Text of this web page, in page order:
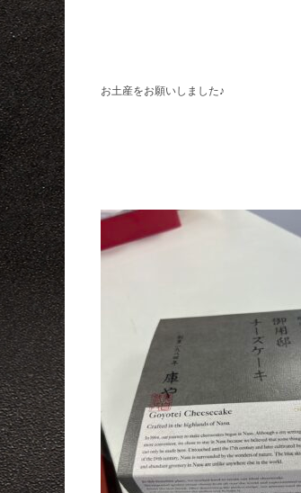
お土産をお願いしました♪